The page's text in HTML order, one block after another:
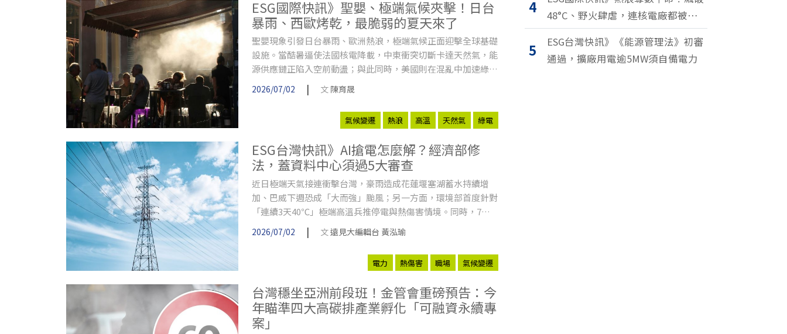
ESG國際快訊》聖嬰、極端氣候夾擊！日台
暴雨、西歐烤乾，最脆弱的夏天來了
聖嬰現象引發日台暴雨、歐洲熱浪，極端氣候正面迎擊全球基礎
設施。當酷暑逼使法國核電降載，中東衝突切斷卡達天然氣，能
源供應鏈正陷入空前動盪；與此同時，美國則在混亂中加速綠能
擴張，試圖改寫全球的能源版圖。
2026/07/02 | 文 陳育晟
氣候變遷 熱浪 高溫 天然氣 綠電
ESG台灣快訊》AI搶電怎麼解？經濟部修
法，蓋資料中心須過5大審查
近日極端天氣接連衝擊台灣，豪雨造成花蓮堰塞湖蓄水持續增
加、巴威下週恐成「大而強」颱風；另一方面，環境部首度針對
「連續3天40℃」極端高溫兵推停電與熱傷害情境。同時，7月
起職場霸凌納入《職安法》規範，經濟部也修法強化AI資料中心
設置審查，兼顧供電與產業發展。
2026/07/02 | 文遠見大編輯台 黃泓瑜
電力 熱傷害 職場 氣候變遷
台灣穩坐亞洲前段班！金管會重磅預告：今
年瞄準四大高碳排產業孵化「可融資永續專
案」
4
48°C、野火肆虐，連核電廠都被逼停
擺
5
ESG台灣快訊》《能源管理法》初審
通過，擴廠用電逾5MW須自備電力